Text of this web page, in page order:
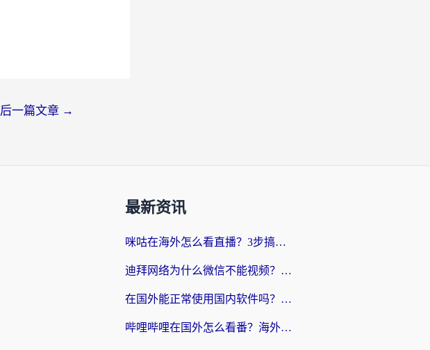
后一篇文章 →
最新资讯
咪咕在海外怎么看直播？3步搞定地域限制，还能畅看腾讯视频与国内热剧
迪拜网络为什么微信不能视频？海外党必看的回国加速全攻略
在国外能正常使用国内软件吗？海外党亲测有效的无缝访问指南
哔哩哔哩在国外怎么看番？海外党追剧看片的终极解决方案